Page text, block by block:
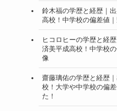
鈴木福の学歴と経歴｜
高校！中学校の偏差値
ヒコロヒーの学歴と経
済美平成高校！中学校
像
齋藤璃佑の学歴と経歴
校！大学や中学校の偏
た！